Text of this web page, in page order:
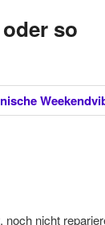
so
nicht